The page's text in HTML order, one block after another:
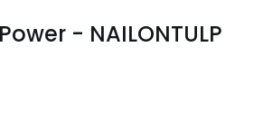
- NAILONTULP